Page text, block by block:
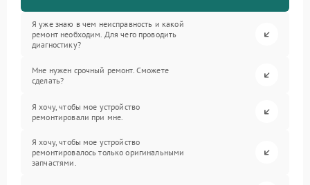
Я уже знаю в чем неисправность и какой
ремонт необходим. Для чего проводить
диагностику?
Мне нужен срочный ремонт. Сможете
сделать?
Я хочу, чтобы мое устройство
ремонтировали при мне.
Я хочу, чтобы мое устройство
ремонтировалось только оригинальными
запчастями.